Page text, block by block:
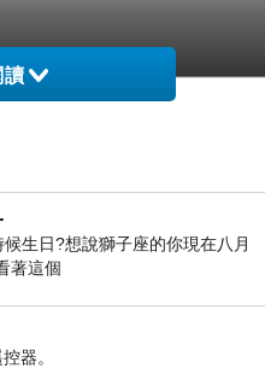
信
氣
朗
讀
日?想說獅子座的你現在八月
著這個
器。